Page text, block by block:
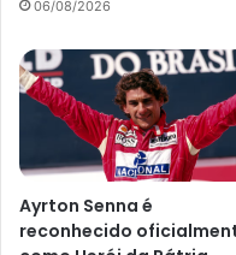
06/08/2026
Ayrton Senna é
reconhecido